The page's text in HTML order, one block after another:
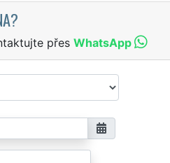
přes WhatsApp